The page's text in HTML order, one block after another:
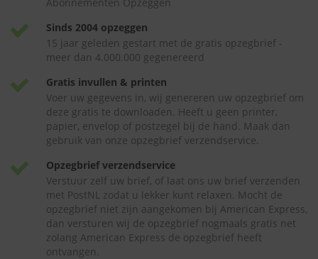
Sinds 2004 opzeggen
15 jaar geleden gestart met de gratis opzegbrief -
meer dan 4.000.000 gegenereerd
Gratis invullen & printen
Voer uw gegevens in, wij genereren uw opzegbrief om
deze gratis te downloaden. Heeft u geen printer,
papier, envelop of postzegel bij de hand. Maak dan
gebruik van onze opzegbrief verzendservice.
Opzegbrief verzendservice
Verstuur zelf uw brief, of laat ons uw brief verzenden
met PostNL zodat u lekker kunt relaxen. Mocht de
opzegbrief niet zijn aangekomen bij American Express,
dan versturen wij de opzegbrief nogmaals gratis net
zolang American Express de opzegbrief heeft
ontvangen.